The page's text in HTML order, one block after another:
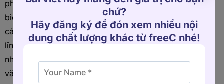
phải có các kỹ năng đặc
biệt để hiểu kinh tế ngành,
các mô hình nhân sự đa
lĩnh vực, các giải pháp
nhân sự và các mô hình
văn hóa doanh nghiệp cụ
chứ?
Hãy đăng ký để đón xem nhiều nội
dung chất lượng khác từ freeC nhé!